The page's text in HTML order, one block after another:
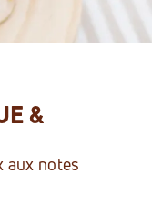
&
aux notes